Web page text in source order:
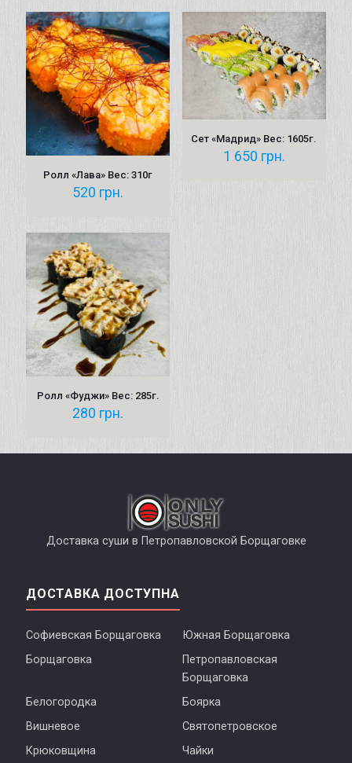
Ролл «Лава» Вес: 310г
520 грн.
Сет «Мадрид» Вес: 1605г.
1 650 грн.
Ролл «Фуджи» Вес: 285г.
280 грн.
Доставка суши в Петропавловской Борщаговке
ДОСТАВКА ДОСТУПНА
Софиевская Борщаговка
Южная Борщаговка
Борщаговка
Петропавловская
Борщаговка
Белогородка
Боярка
Вишневое
Святопетровское
Крюковщина
Чайки